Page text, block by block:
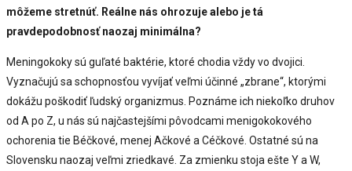
môžeme stretnúť. Reálne nás ohrozuje alebo je tá
pravdepodobnosť naozaj minimálna?
Meningokoky sú guľaté baktérie, ktoré chodia vždy vo dvojici.
Vyznačujú sa schopnosťou vyvíjať veľmi účinné „zbrane“, ktorými
dokážu poškodiť ľudský organizmus. Poznáme ich niekoľko druhov
od A po Z, u nás sú najčastejšími pôvodcami menigokokového
ochorenia tie Béčkové, menej Ačkové a Céčkové. Ostatné sú na
Slovensku naozaj veľmi zriedkavé. Za zmienku stoja ešte Y a W,